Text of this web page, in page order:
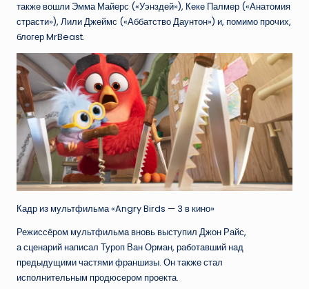
также вошли Эмма Майерс («Уэнздей»), Кеке Палмер («Анатомия
страсти»), Лили Джеймс («Аббатство Даунтон») и, помимо прочих,
блогер MrBeast.
Кадр из мультфильма «Angry Birds — 3 в кино»
Режиссёром мультфильма вновь выступил Джон Райс,
а сценарий написал Туроп Ван Орман, работавший над
предыдущими частями франшизы. Он также стал
исполнительным продюсером проекта.